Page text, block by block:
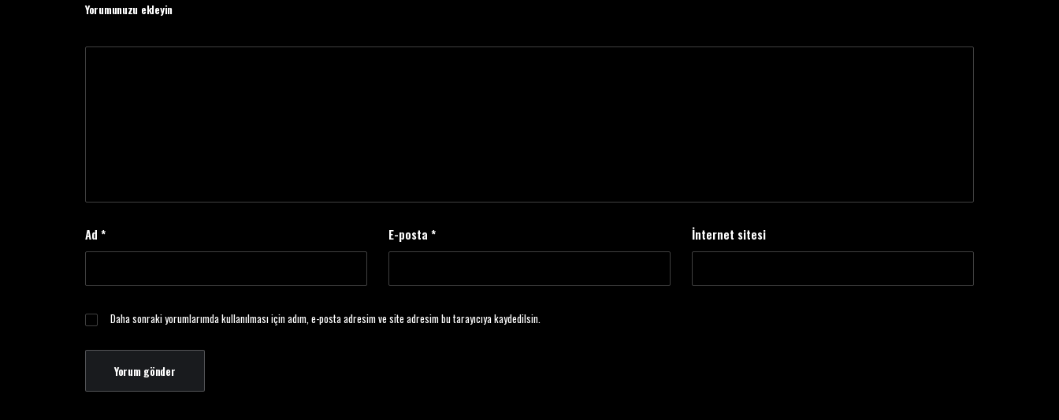
Yorumunuzu ekleyin
Ad * E-posta * İnternet sitesi
Daha sonraki yorumlarımda kullanılması için adım, e-posta adresim ve site adresim bu tarayıcıya kaydedilsin.